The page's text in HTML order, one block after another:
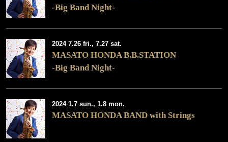
-Big Band Night-
2024 7.26 fri., 7.27 sat.
MASATO HONDA B.B.STATION
-Big Band Night-
2024 1.7 sun., 1.8 mon.
MASATO HONDA BAND with Strings